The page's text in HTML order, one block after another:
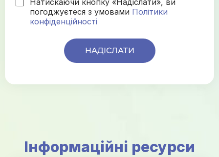
погоджуєтеся з умовами Політики
конфіденційності
НАДІСЛАТИ
Інформаційні ресурси